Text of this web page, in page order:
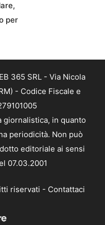
per
365 SRL - Via Nicola
- Codice Fiscale e
giornalistica, in quanto
periodicità. Non può
editoriale ai sensi
07.03.2001
riservati - Contattaci